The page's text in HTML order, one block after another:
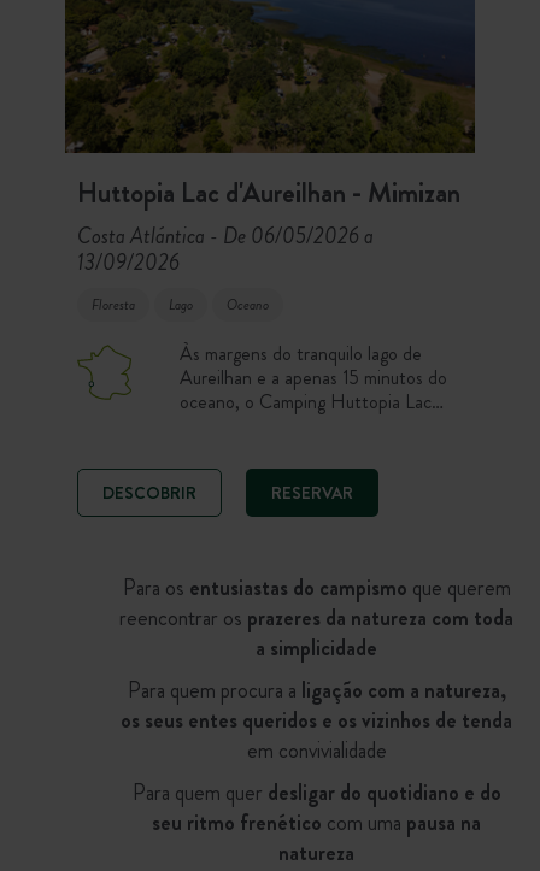
Huttopia Lac d'Aureilhan - Mimizan
Costa Atlántica - De 06/05/2026 a
13/09/2026
Floresta Lago Oceano
Às margens do tranquilo lago de
Aureilhan e a apenas 15 minutos do
oceano, o Camping Huttopia Lac
uma estadia na natureza em parcela,
tenda ou chalé, com piscina,
restaurante e acesso às praias das
e passeios na floresta.
DESCOBRIR RESERVAR
Para os entusiastas do campismo que querem
reencontrar os prazeres da natureza com toda
a simplicidade
Para quem procura a ligação com a natureza,
os seus entes queridos e os vizinhos de tenda
em convivialidade
Para quem quer desligar do quotidiano e do
seu ritmo frenético com uma pausa na
natureza